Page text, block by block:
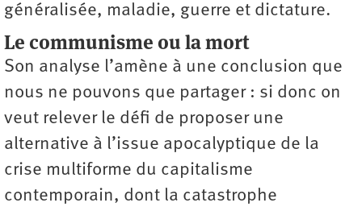
généralisée, maladie, guerre et dictature.
Le communisme ou la mort
Son analyse l’amène à une conclusion que
nous ne pouvons que partager : si donc on
veut relever le défi de proposer une
alternative à l’issue apocalyptique de la
crise multiforme du capitalisme
contemporain, dont la catastrophe